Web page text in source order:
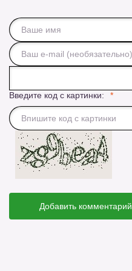
Введите код с картинки:
Добавить комментарий